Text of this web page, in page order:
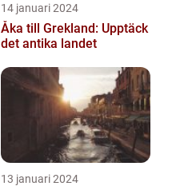
14 januari 2024
Åka till Grekland: Upptäck
det antika landet
13 januari 2024